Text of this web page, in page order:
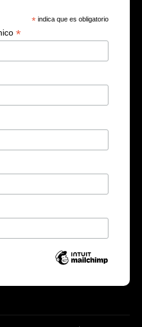
* indica que es obligatorio
*